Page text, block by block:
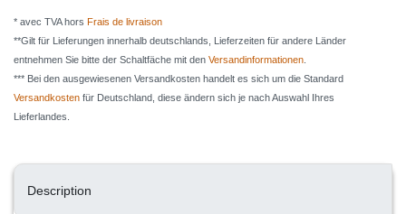
* avec TVA hors Frais de livraison
**Gilt für Lieferungen innerhalb deutschlands, Lieferzeiten für andere Länder
entnehmen Sie bitte der Schaltfäche mit den Versandinformationen
*** Bei den ausgewiesenen Versandkosten handelt es sich um die Standard
Versandkosten für Deutschland, diese ändern sich je nach Auswahl Ihres
Lieferlandes.
Description